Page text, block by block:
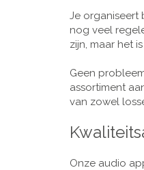
Je organiseert
nog veel
zijn, maar het
Geen
assortiment
van zowel
Onze audio